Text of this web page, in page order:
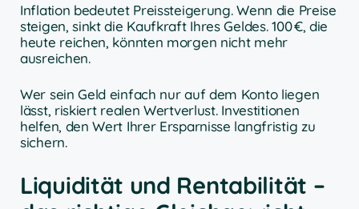
Inflation bedeutet Preissteigerung. Wenn die Preise
steigen, sinkt die Kaufkraft Ihres Geldes. 100 €, die
heute reichen, könnten morgen nicht mehr
ausreichen.
Wer sein Geld einfach nur auf dem Konto liegen
lässt, riskiert realen Wertverlust. Investitionen
helfen, den Wert Ihrer Ersparnisse langfristig zu
sichern.
Liquidität und Rentabilität –